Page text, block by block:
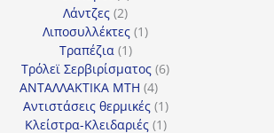
προϊόν
Λάντζες 22
προϊόντα
Λιποσυλλέκτες 11
Τραπέζια 11
προϊόν
Τρόλεϊ Σερβιρίσματος 66
ΑΝΤΑΛΛΑΚΤΙΚΑ MTH 44
προϊόντα
Αντιστάσεις θερμικές 11
προϊόν
Κλείστρα-Κλειδαριές 11